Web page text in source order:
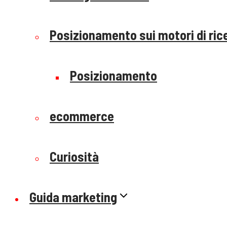
Posizionamento sui motori di
Posizionamento
ecommerce
Curiosità
Guida marketing